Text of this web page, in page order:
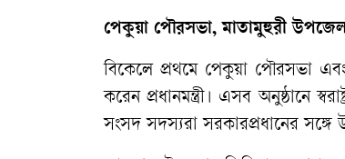
পেকুয়া পৌরসভা, মাতামুহুরী
বিকেলে প্রথমে পেকুয়া পৌরসভা
করেন প্রধানমন্ত্রী। এসব অনুষ্ঠানে
সংসদ সদস্যরা সরকারপ্রধানের সঙ্গে